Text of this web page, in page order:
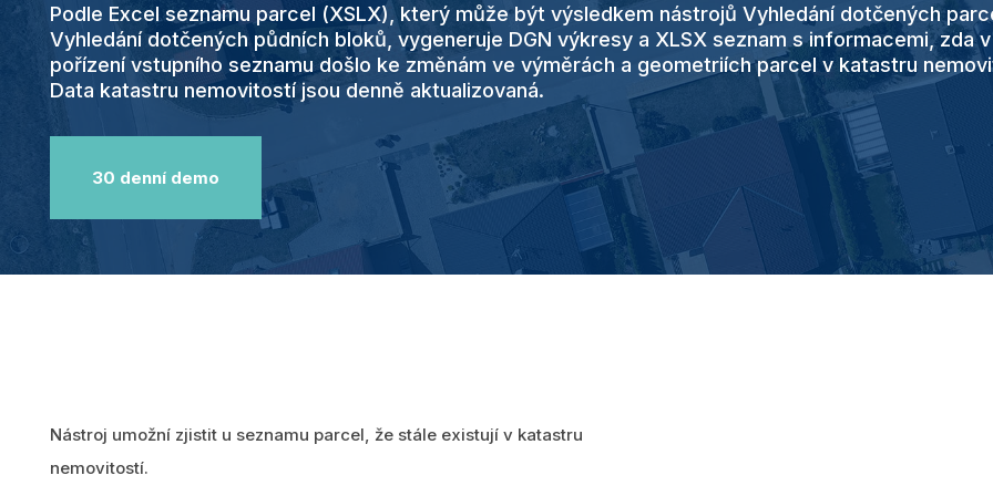
DTM ČR
Pomůžeme vám s DTM. Tvorbu a
Zobrazit všechny produkty
Podle Excel seznamu parcel (XSLX), který může být výsledkem nástrojů Vyhledání dotčených
Vyhledání dotčených půdních bloků, vygeneruje DGN výkresy a XLSX seznam s informacemi, zda
pořízení vstupního seznamu došlo ke změnám ve výměrách a geometriích parcel v katastru
Data katastru nemovitostí jsou denně aktualizovaná.
30 denní demo
Nástroj umožní zjistit u seznamu parcel, že stále existují v katastru
nemovitostí.